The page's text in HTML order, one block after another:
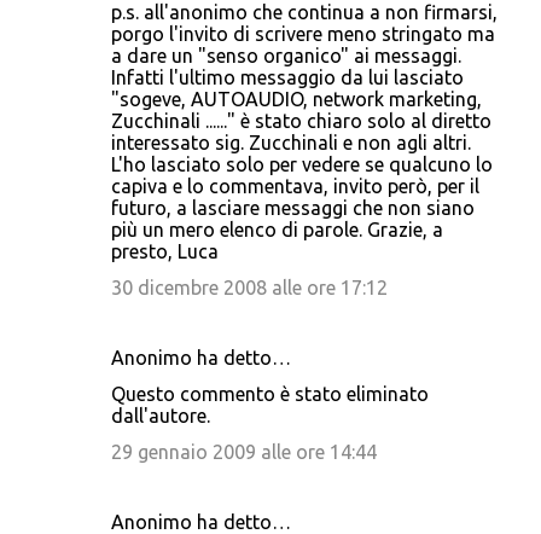
p.s. all'anonimo che continua a non firmarsi,
porgo l'invito di scrivere meno stringato ma
a dare un "senso organico" ai messaggi.
Infatti l'ultimo messaggio da lui lasciato
"sogeve, AUTOAUDIO, network marketing,
Zucchinali ......" è stato chiaro solo al diretto
interessato sig. Zucchinali e non agli altri.
L'ho lasciato solo per vedere se qualcuno lo
capiva e lo commentava, invito però, per il
futuro, a lasciare messaggi che non siano
più un mero elenco di parole. Grazie, a
presto, Luca
30 dicembre 2008 alle ore 17:12
Anonimo ha detto…
Questo commento è stato eliminato
dall'autore.
29 gennaio 2009 alle ore 14:44
Anonimo ha detto…